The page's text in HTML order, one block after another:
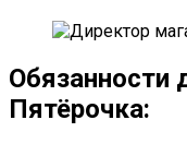
Обязанности
Пятёрочка: